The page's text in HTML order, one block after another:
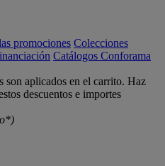
promociones Colecciones
Catálogos Conforama
son aplicados en el carrito. Haz
descuentos e importes